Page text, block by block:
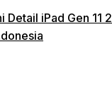
Detail iPad Gen 11